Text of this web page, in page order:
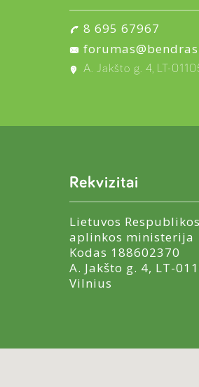
8 695 67967
A. Jakšto g. 4, LT-
Rekvizitai
Lietuvos Respublikos
aplinkos ministerija
Kodas 188602370
A. Jakšto g. 4, LT-
Vilnius